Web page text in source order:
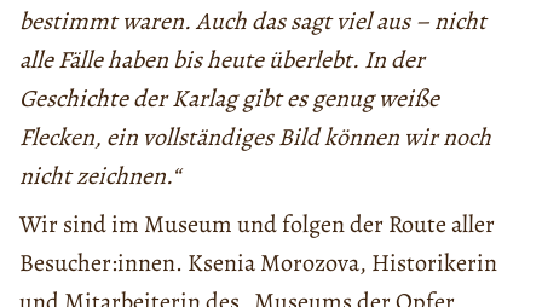
bestimmt waren. Auch das sagt viel aus – nicht
alle Fälle haben bis heute überlebt. In der
Geschichte der Karlag gibt es genug weiße
Flecken, ein vollständiges Bild können wir noch
nicht zeichnen.“
Wir sind im Museum und folgen der Route aller
Besucher:innen. Ksenia Morozova, Historikerin